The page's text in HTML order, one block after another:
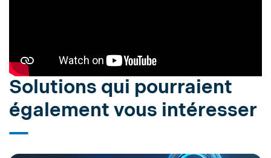
Solutions qui pourraient
également vous intéresser